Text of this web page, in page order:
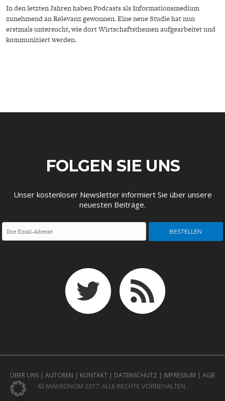
INDUSTRIEPOLITIK
ENERGIE & UMWELT
In den letzten Jahren haben Podcasts als Informationsmedium
zunehmend an Relevanz gewonnen. Eine neue Studie hat nun
erstmals untersucht, wie dort Wirtschaftsthemen aufgearbeitet und
kommuniziert werden.
FOLGEN SIE UNS
Unser kostenloser Newsletter informiert Sie über unsere
neuesten Beiträge.
ÜBER UNS | AUTOREN | KONTAKT | DATENSCHUTZ | IMPRESSUM | AGB
© MAKRONOM 2017. ALLE RECHTE VORBEHALTEN.